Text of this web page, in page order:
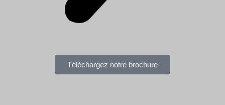
Téléchargez notre brochure